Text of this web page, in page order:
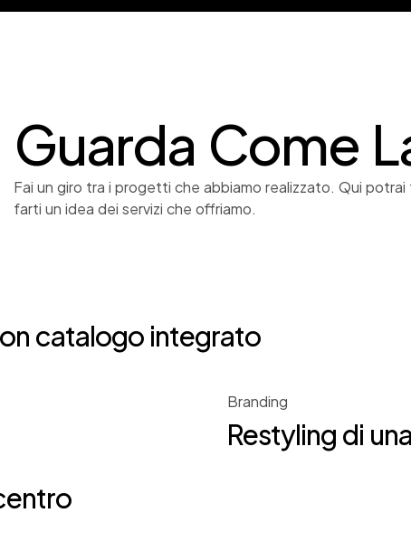
Guarda Come
Fai un giro tra i progetti che abbiamo realizzato. Qui
farti un idea dei servizi che offriamo.
catalogo integrato
Branding
Restyling di